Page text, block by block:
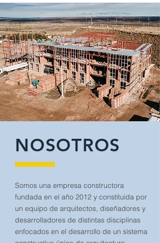
NOSOTROS
Somos una empresa constructora
fundada en el año 2012 y constituida por
un equipo de arquitectos, diseñadores y
desarrolladores de distintas disciplinas
enfocados en el desarrollo de un sistema